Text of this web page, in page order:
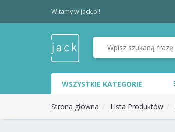
Witamy w jack.pl!
WSZYSTKIE KATEGORIE
Strona główna Lista Produktów